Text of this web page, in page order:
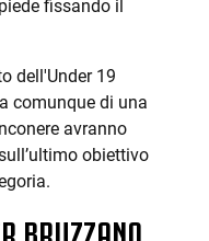
fissando il
dell'Under 19
comunque di una
avranno
obiettivo
BRUZZANO